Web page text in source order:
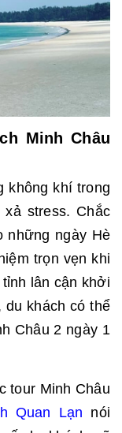
Minh Châu
không khí trong
stress. Chắc
những ngày Hè
trọn vẹn khi
lân cận khởi
du khách có thể
Châu 2 ngày 1
tour Minh Châu
Quan Lạn nói